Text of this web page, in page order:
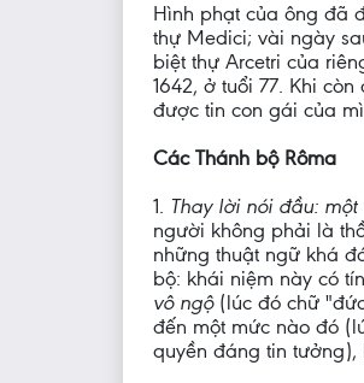
Hình phạt của ông đã
thự Medici; vài ngày
biệt thự Arcetri của
1642, ở tuổi 77. Khi
được tin con gái của
Các Thánh bộ Rôma
1. Thay lời nói đầu:
người không phải là
những thuật ngữ khá
bộ: khái niệm này có
vô ngộ (lúc đó chữ
đến một mức nào đó
quyền đáng tin